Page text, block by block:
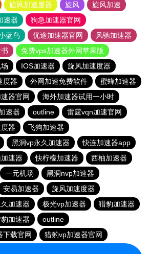
旋风加速度器 旋风
旋风加速
速器
狗急加速器官网
蓝鸟 优途加速器官网
风驰加速器
免费vps加速器外网苹果版
IOS加速器
旋风加速度器
度器 外网加速免费软件
蜜蜂加速器
器官网
海外加速器试用一小时
速器 outline
雷霆vqn加速官网
器
飞狗加速器
黑洞vp永久加速器
快连加速器app
速器 快柠檬加速器
西柚加速器
一元机场
黑洞nvp加速器
安易加速器
旋风加速度器
加速器 极光vp加速器
猎豹加速器
加速器
outline
下载官网
猎豹vp加速器官网
载官网